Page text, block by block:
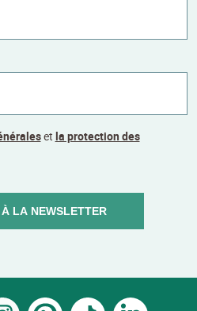
et la protection des
À LA NEWSLETTER